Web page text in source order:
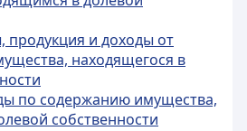
продукция и доходы от
находящегося в
по содержанию имущества,
собственности